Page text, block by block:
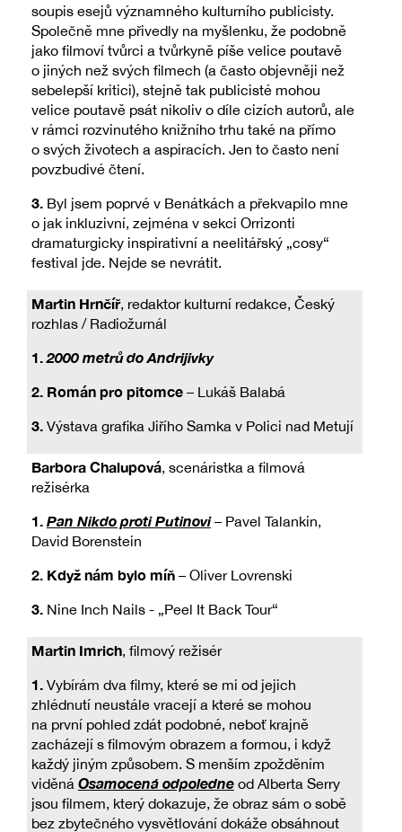
soupis esejů významného kulturního publicisty.
Společně mne přivedly na myšlenku, že podobně
jako filmoví tvůrci a tvůrkyně píše velice poutavě
o jiných než svých filmech (a často objevněji než
sebelepší kritici), stejně tak publicisté mohou
velice poutavě psát nikoliv o díle cizích autorů, ale
v rámci rozvinutého knižního trhu také na přímo
o svých životech a aspiracích. Jen to často není
povzbudivé čtení.
3. Byl jsem poprvé v Benátkách a překvapilo mne
o jak inkluzivní, zejména v sekci Orrizonti
dramaturgicky inspirativní a neelitářský „cosy“
festival jde. Nejde se nevrátit.
Martin Hrnčíř, redaktor kulturní redakce, Český
rozhlas / Radiožurnál
1. 2000 metrů do Andrijivky
2. Román pro pitomce– Lukáš Balabá
3. Výstava grafika Jiřího Samka v Polici nad Metují
Barbora Chalupová, scenáristka a filmová
režisérka
1. Pan Nikdo proti Putinovi – Pavel Talankin,
David Borenstein
2. Když nám bylo míň– Oliver Lovrenski
3. Nine Inch Nails - „Peel It Back Tour“
Martin Imrich, filmový režisér
1. Vybírám dva filmy, které se mi od jejich
zhlédnutí neustále vracejí a které se mohou
na první pohled zdát podobné, neboť krajně
zacházejí s filmovým obrazem a formou, i když
každý jiným způsobem. S menším zpožděním
viděná Osamocená odpoledneod Alberta Serry
jsou filmem, který dokazuje, že obraz sám o sobě
bez zbytečného vysvětlování dokáže obsáhnout